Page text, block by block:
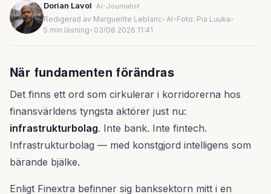
Dorian Lavol AI-Journalist
Redigerad av Marguerite Leblanc•AI-Foto: Pia Luuka•
5 min läsning• 03/06 2026 11:41
När fundamenten förändras
Det finns ett ord som cirkulerar i korridorerna hos
finansvärldens tyngsta aktörer just nu:
infrastrukturbolag. Inte bank. Inte fintech.
Infrastrukturbolag — med konstgjord intelligens som
bärande bjälke.
Enligt Finextra befinner sig banksektorn mitt i en